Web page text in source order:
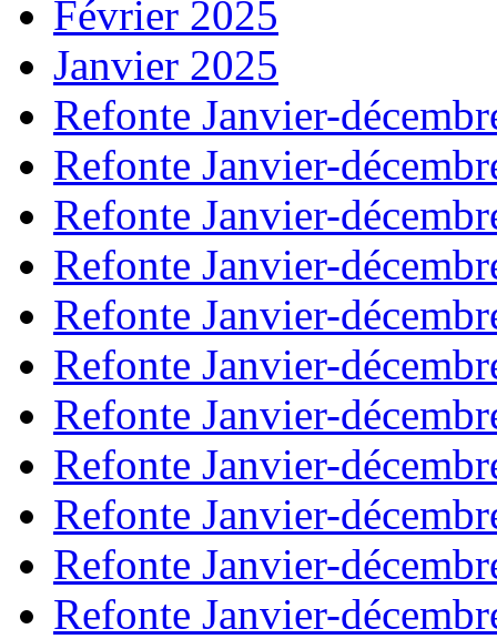
Février 2025
Janvier 2025
Refonte Janvier-
Refonte Janvier-
Refonte Janvier-
Refonte Janvier-
Refonte Janvier-
Refonte Janvier-
Refonte Janvier-
Refonte Janvier-
Refonte Janvier-
Refonte Janvier-
Refonte Janvier-